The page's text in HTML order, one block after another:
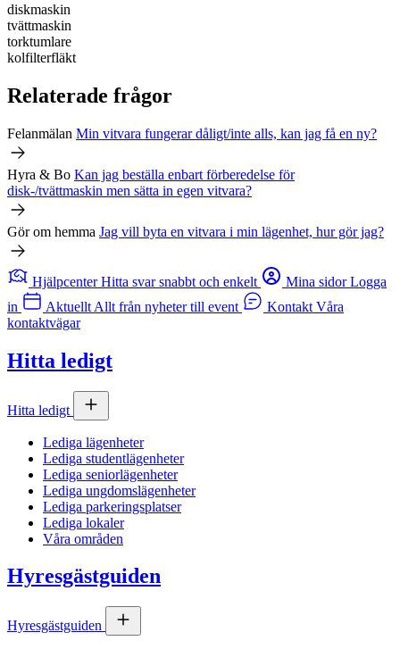
diskmaskin
tvättmaskin
torktumlare
kolfilterfläkt
Relaterade frågor
Felanmälan Min vitvara fungerar dåligt/inte alls, kan jag få en ny?
Hyra & Bo Kan jag beställa enbart förberedelse för
disk-/tvättmaskin men sätta in egen vitvara?
Gör om hemma Jag vill byta en vitvara i min lägenhet, hur gör jag?
Hjälpcenter Hitta svar snabbt och enkelt Mina sidor Logga
in
Aktuellt Allt från nyheter till event Kontakt Våra
kontaktvägar
Hitta ledigt
Hitta ledigt
Lediga lägenheter
Lediga studentlägenheter
Lediga seniorlägenheter
Lediga ungdomslägenheter
Lediga parkeringsplatser
Lediga lokaler
Våra områden
Hyresgästguiden
Hyresgästguiden